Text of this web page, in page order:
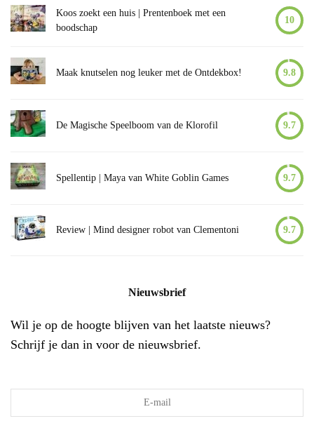
Koos zoekt een huis | Prentenboek met een
boodschap
10
Maak knutselen nog leuker met de Ontdekbox! 9.8
De Magische Speelboom van de Klorofil 9.7
Spellentip | Maya van White Goblin Games 9.7
Review | Mind designer robot van Clementoni 9.7
Nieuwsbrief
Wil je op de hoogte blijven van het laatste nieuws?
Schrijf je dan in voor de nieuwsbrief.